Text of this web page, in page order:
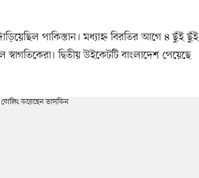
পাকিস্তান। মধ্যাহ্ন বিরতির আগে ৪ ছুঁই ছুঁই
দ্বিতীয় উইকেটটি বাংলাদেশ পেয়েছে